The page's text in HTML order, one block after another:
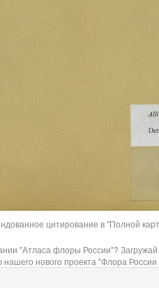
цитирование в "Полной
"Атласа флоры России"?
нашего нового проекта "Флора